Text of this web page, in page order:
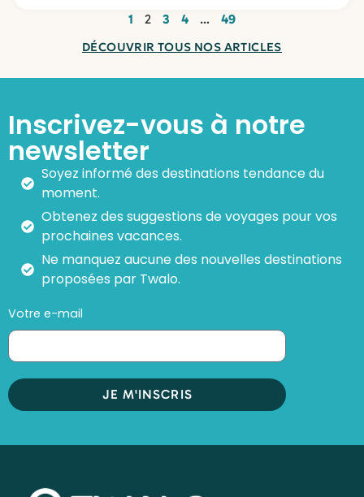
1 2 3 4 … 49
DÉCOUVRIR TOUS NOS ARTICLES
Inscrivez-vous à notre
newsletter
Soyez informé des destinations tendance du
moment.
Obtenez des suggestions de voyages pour vos
prochaines vacances.
Ne manquez aucune des nouvelles destinations
proposées par Twalo.
Votre e-mail
JE M'INSCRIS